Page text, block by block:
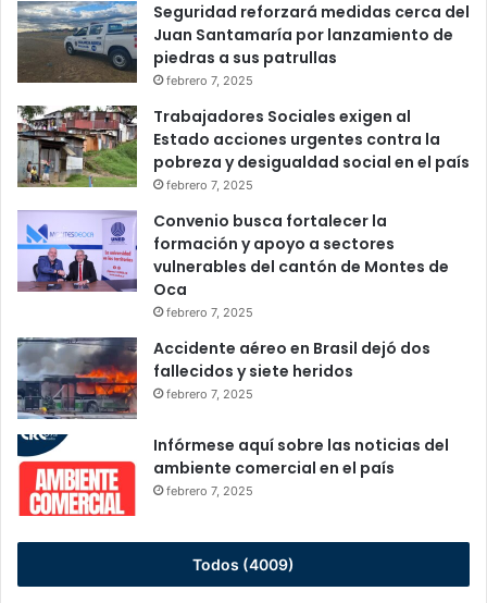
Seguridad reforzará medidas cerca del
Juan Santamaría por lanzamiento de
piedras a sus patrullas
febrero 7, 2025
Trabajadores Sociales exigen al
Estado acciones urgentes contra la
pobreza y desigualdad social en el país
febrero 7, 2025
Convenio busca fortalecer la
formación y apoyo a sectores
vulnerables del cantón de Montes de
Oca
febrero 7, 2025
Accidente aéreo en Brasil dejó dos
fallecidos y siete heridos
febrero 7, 2025
Infórmese aquí sobre las noticias del
ambiente comercial en el país
febrero 7, 2025
Todos (4009)